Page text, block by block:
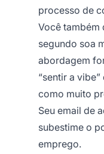
processo de
Você também
segundo soa
abordagem
“sentir a
como muito
Seu email de
subestime o
emprego.